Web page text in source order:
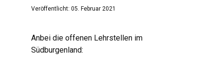
Veröffentlicht: 05. Februar 2021
Anbei die offenen Lehrstellen im
Südburgenland: